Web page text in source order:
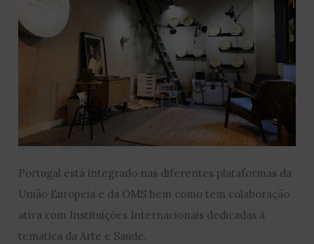
Portugal está integrado nas diferentes plataformas da
União Europeia e da OMS bem como tem colaboração
ativa com Instituições Internacionais dedicadas à
temática da Arte e Saúde.